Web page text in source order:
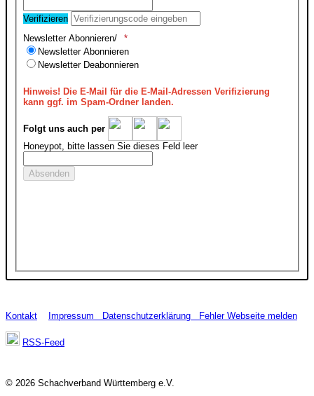
Verifizieren
Newsletter Abonnieren/
Newsletter Abonnieren
Newsletter Deabonnieren
Hinweis! Die E-Mail für die E-Mail-Adressen Verifizierung
kann ggf. im Spam-Ordner landen.
Folgt uns auch per
Honeypot, bitte lassen Sie dieses Feld leer
Kontakt Impressum Datenschutzerklärung Fehler Webseite melden
RSS-Feed
© 2026 Schachverband Württemberg e.V.